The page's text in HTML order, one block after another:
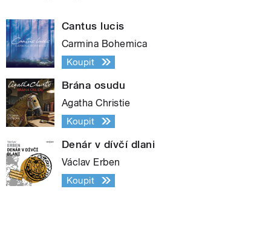
Cantus lucis
Carmina Bohemica
Koupit
Brána osudu
Agatha Christie
Koupit
Denár v dívčí dlani
Václav Erben
Koupit